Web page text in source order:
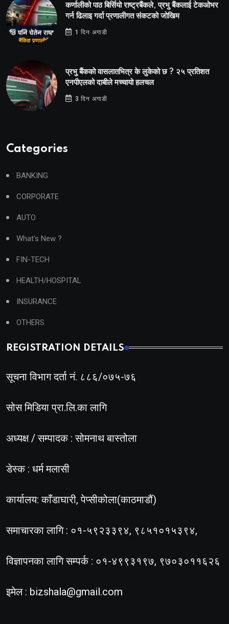
कर्णालीको पाठ बिर्सियो राष्ट्रबैंकले, प्रभु बैंकलाई टेकओभर
गर्न ढिलाइ गर्दा प्रणालीगत संकटको जोखिम
1 दिन अगाडी
प्रभु बैंकको वासलातभित्र के लुकेको छ ? २५ प्रतिशत
एनपीएलको दाबीले मच्चायो हलचल
3 दिन अगाडी
Categories
BANKING
CORPORATE
AUTO
What's New ?
FIN-TECH
HEALTH/HOSPITAL
INSURANCE
OTHERS
REGISTRATION DETAILS
सूचना विभाग दर्ता नं. ८८६/०७५-७६
सोस मिडिया प्रा.लि.का लागि
अध्यक्ष / सम्पादक : सोमनाथ बास्तोला
डेस्क : धर्म मलासी
कार्यालय: काँडाघारी, पेप्सीकोला(काठमाडौं)
समाचारका लागि : ०१-५९२३३९४, ९८५१०१५३९४,
विज्ञापनका लागि सम्पर्क : ०१-४९९३१९७, ९७०३०११६२६
इमेल : bizshala@gmail.com